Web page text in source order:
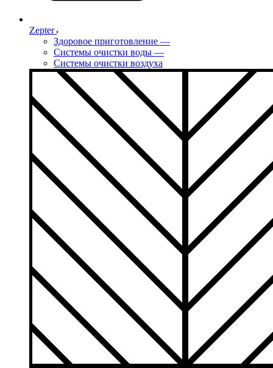
Zepter
Здоровое приготовление —
Системы очистки воды —
Системы очистки воздуха